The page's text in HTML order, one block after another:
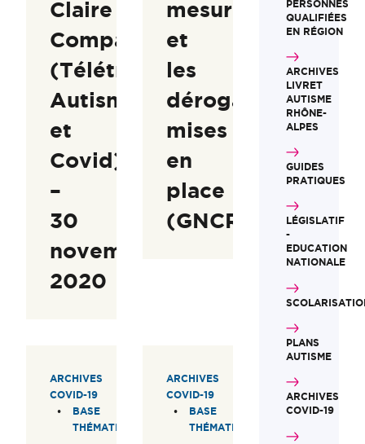
Claire
Compagnon
(Télétravail,
Autisme
et
Covid)
–
30
novembre
2020
mesures
et
les
dérogations
mises
en
place
(GNCRA)
ARCHIVES
COVID-19
BASE
THÉMATIQUE
ARCHIVES
COVID-19
BASE
THÉMATIQUE
PERSONNES
QUALIFIÉES
EN RÉGION
ARCHIVES
LIVRET
AUTISME
RHÔNE-
ALPES
GUIDES
PRATIQUES
LÉGISLATIF
-
EDUCATION
NATIONALE
PLANS
AUTISME
ARCHIVES
COVID-19